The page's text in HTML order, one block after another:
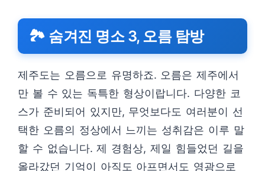
🏞️ 숨겨진 명소 3, 오름 탐방
제주도는 오름으로 유명하죠. 오름은 제주에서
만 볼 수 있는 독특한 형상이랍니다. 다양한 코
스가 준비되어 있지만, 무엇보다도 여러분이 선
택한 오름의 정상에서 느끼는 성취감은 이루 말
할 수 없습니다. 제 경험상, 제일 힘들었던 길을
올라갔던 기억이 아직도 아프면서도 영광으로